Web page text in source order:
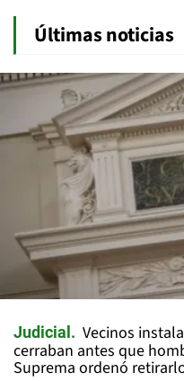
Últimas noticias
Judicial
Vecinos
cerraban antes que
Suprema ordenó